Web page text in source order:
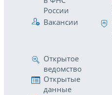
России
Вакансии
Открытое
ведомство
Открытые
данные